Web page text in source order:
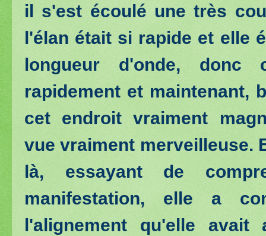
il s'est écoulé une très
l'élan était si rapide et elle
longueur d'onde,
rapidement et maintenant,
cet endroit vraiment
vue vraiment merveilleuse.
là, essayant de
manifestation, elle a
l'alignement qu'elle